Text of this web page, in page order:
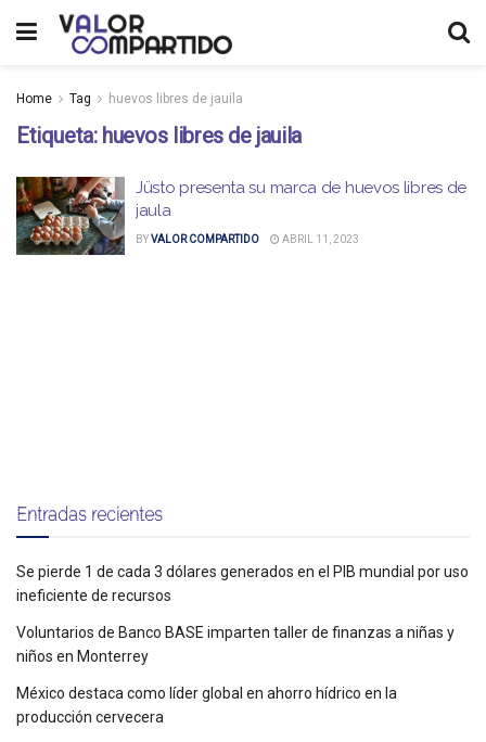
Home Tag huevos libres de jauila
Etiqueta: huevos libres de jauila
Jüsto presenta su marca de huevos libres de
jaula
BYVALOR COMPARTIDO ABRIL 11, 2023
Entradas recientes
Se pierde 1 de cada 3 dólares generados en el PIB mundial por uso
ineficiente de recursos
Voluntarios de Banco BASE imparten taller de finanzas a niñas y
niños en Monterrey
México destaca como líder global en ahorro hídrico en la
producción cervecera